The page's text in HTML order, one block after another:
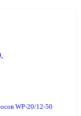
WP-20/12-50